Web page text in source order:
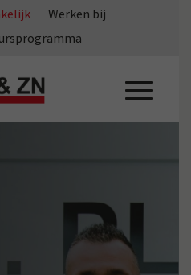
Werken bij